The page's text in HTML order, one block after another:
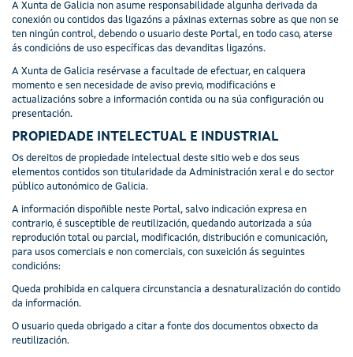
A Xunta de Galicia non asume responsabilidade algunha derivada da
conexión ou contidos das ligazóns a páxinas externas sobre as que non se
ten ningún control, debendo o usuario deste Portal, en todo caso, aterse
ás condicións de uso específicas das devanditas ligazóns.
A Xunta de Galicia resérvase a facultade de efectuar, en calquera
momento e sen necesidade de aviso previo, modificacións e
actualizacións sobre a información contida ou na súa configuración ou
presentación.
PROPIEDADE INTELECTUAL E INDUSTRIAL
Os dereitos de propiedade intelectual deste sitio web e dos seus
elementos contidos son titularidade da Administración xeral e do sector
público autonómico de Galicia.
A información dispoñible neste Portal, salvo indicación expresa en
contrario, é susceptible de reutilización, quedando autorizada a súa
reprodución total ou parcial, modificación, distribución e comunicación,
para usos comerciais e non comerciais, con suxeición ás seguintes
condicións:
Queda prohibida en calquera circunstancia a desnaturalización do contido
da información.
O usuario queda obrigado a citar a fonte dos documentos obxecto da
reutilización.